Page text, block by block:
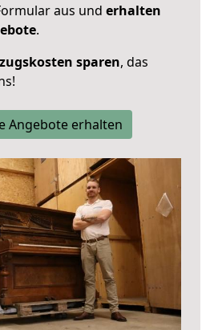
aus und erhalten
.
sparen, das
Angebote erhalten